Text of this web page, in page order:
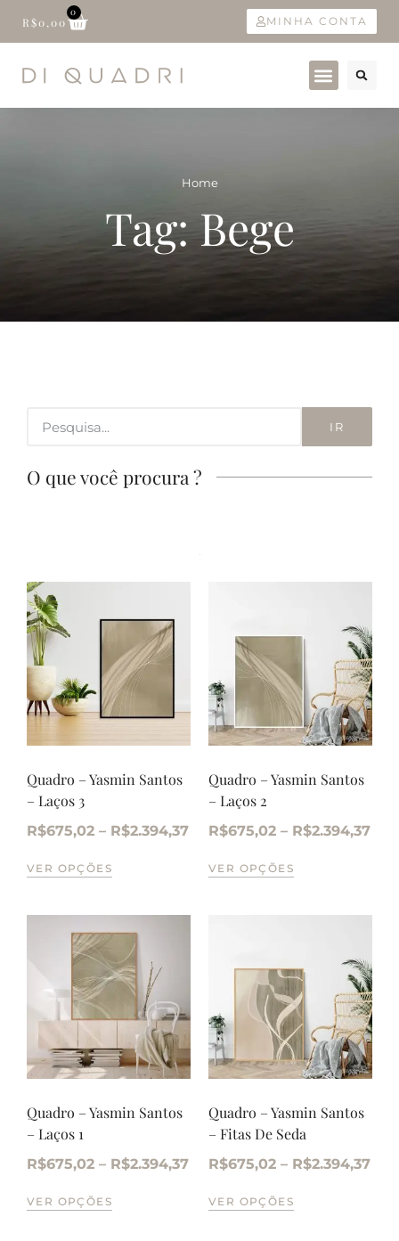
R$0,00
0
MINHA CONTA
Home
Tag: Bege
IR
O que você procura ?
Quadro – Yasmin Santos
– Laços 3
R$675,02 – R$2.394,37
VER OPÇÕES
Quadro – Yasmin Santos
– Laços 2
R$675,02 – R$2.394,37
VER OPÇÕES
Quadro – Yasmin Santos
– Laços 1
R$675,02 – R$2.394,37
VER OPÇÕES
Quadro – Yasmin Santos
– Fitas De Seda
R$675,02 – R$2.394,37
VER OPÇÕES